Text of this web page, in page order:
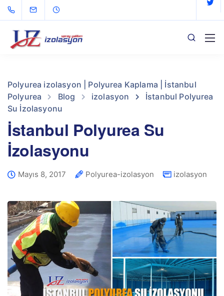
Polyurea izolasyon | Polyurea Kaplama | İstanbul
Polyurea
Blog izolasyon
İstanbul Polyurea
Su İzolasyonu
İstanbul Polyurea Su
İzolasyonu
Mayıs 8, 2017 Polyurea-izolasyon izolasyon